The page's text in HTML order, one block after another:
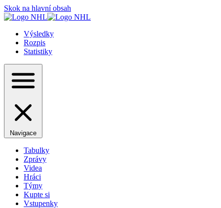
Skok na hlavní obsah
Výsledky
Rozpis
Statistiky
Navigace
Tabulky
Zprávy
Videa
Hráci
Týmy
Kupte si
Vstupenky